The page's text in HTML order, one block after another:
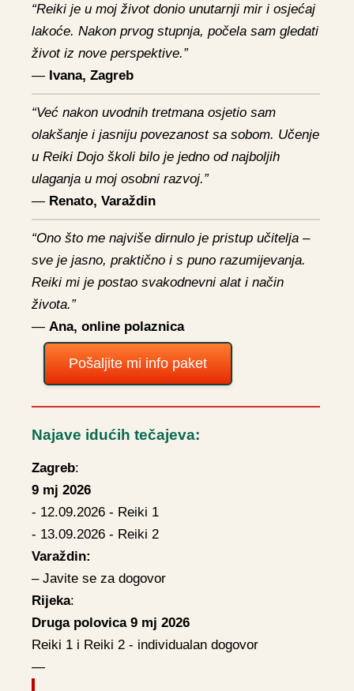
“Reiki je u moj život donio unutarnji mir i osjećaj
lakoće. Nakon prvog stupnja, počela sam gledati
život iz nove perspektive.”
— Ivana, Zagreb
“Već nakon uvodnih tretmana osjetio sam
olakšanje i jasniju povezanost sa sobom. Učenje
u Reiki Dojo školi bilo je jedno od najboljih
ulaganja u moj osobni razvoj.”
— Renato, Varaždin
“Ono što me najviše dirnulo je pristup učitelja –
sve je jasno, praktično i s puno razumijevanja.
Reiki mi je postao svakodnevni alat i način
života.”
— Ana, online polaznica
Pošaljite mi info paket
Najave idućih tečajeva:
Zagreb:
9 mj 2026
- 12.09.2026 - Reiki 1
- 13.09.2026 - Reiki 2
Varaždin:
– Javite se za dogovor
Rijeka:
Druga polovica 9 mj 2026
Reiki 1 i Reiki 2 - individualan dogovor
—